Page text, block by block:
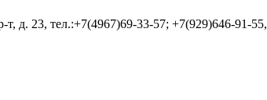
д. 23, тел.:+7(4967)69-33-57; +7(929)646-91-55,